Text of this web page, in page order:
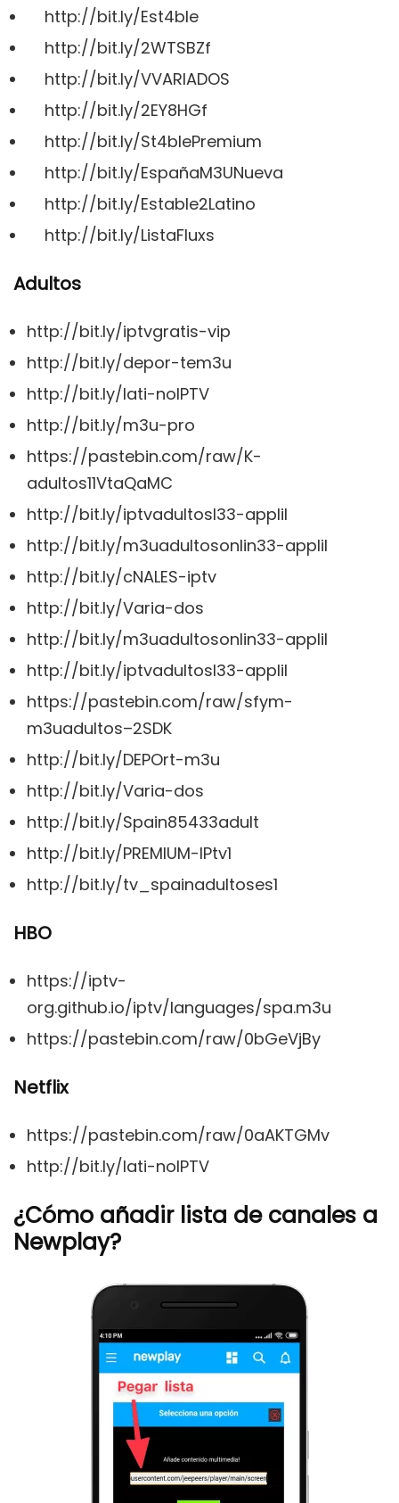
http://bit.ly/Est4ble
http://bit.ly/2WTSBZf
http://bit.ly/VVARIADOS
http://bit.ly/2EY8HGf
http://bit.ly/St4blePremium
http://bit.ly/EspañaM3UNueva
http://bit.ly/Estable2Latino
http://bit.ly/ListaFluxs
Adultos
http://bit.ly/iptvgratis-vip
http://bit.ly/depor-tem3u
http://bit.ly/lati-noIPTV
http://bit.ly/m3u-pro
https://pastebin.com/raw/K-
adultos11VtaQaMC
http://bit.ly/iptvadultosl33-applil
http://bit.ly/m3uadultosonlin33-applil
http://bit.ly/cNALES-iptv
http://bit.ly/Varia-dos
http://bit.ly/m3uadultosonlin33-applil
http://bit.ly/iptvadultosl33-applil
https://pastebin.com/raw/sfym-
m3uadultos–2SDK
http://bit.ly/DEPOrt-m3u
http://bit.ly/Varia-dos
http://bit.ly/Spain85433adult
http://bit.ly/PREMIUM-IPtv1
http://bit.ly/tv_spainadultoses1
HBO
https://iptv-
org.github.io/iptv/languages/spa.m3u
https://pastebin.com/raw/0bGeVjBy
Netflix
https://pastebin.com/raw/0aAKTGMv
http://bit.ly/lati-noIPTV
¿Cómo añadir lista de canales a
Newplay?